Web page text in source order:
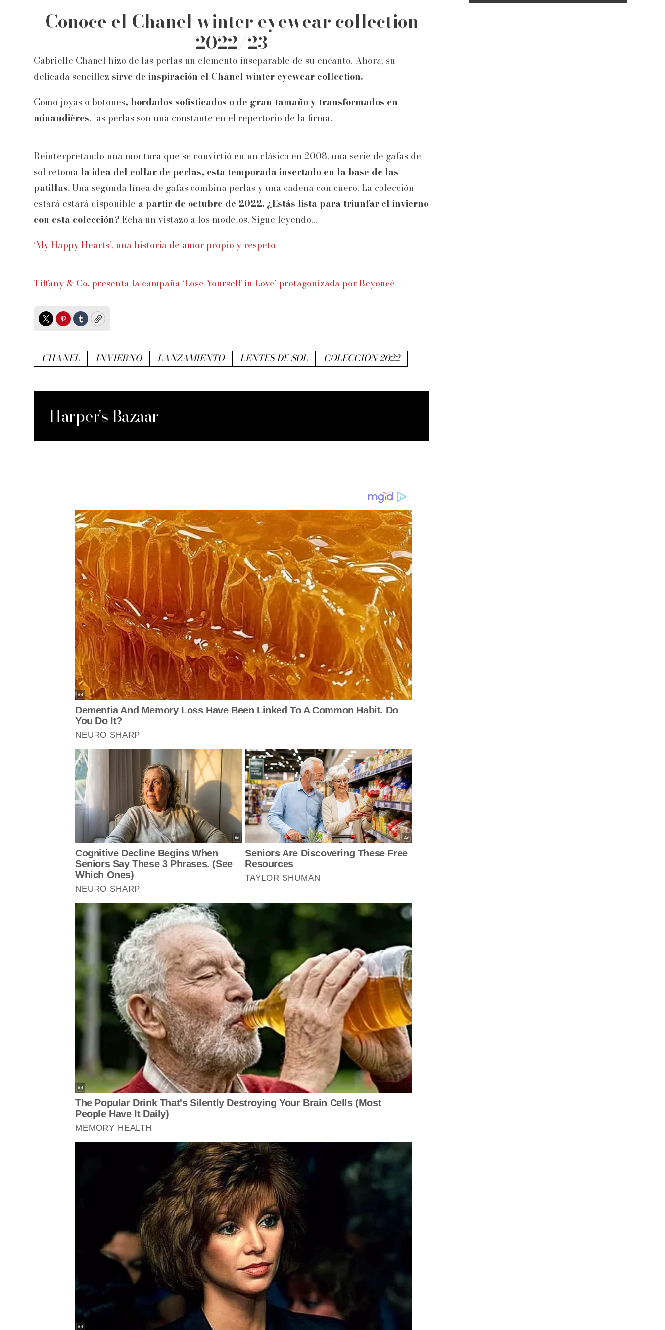
Conoce el Chanel winter eyewear collection
2022/23
Gabrielle Chanel hizo de las perlas un elemento inseparable de su encanto. Ahora, su
delicada sencillez sirve de inspiración el Chanel winter eyewear collection.
Como joyas o botones, bordados sofisticados o de gran tamaño y transformados en
minaudières, las perlas son una constante en el repertorio de la firma.
Reinterpretando una montura que se convirtió en un clásico en 2008, una serie de gafas de
sol retoma la idea del collar de perlas, esta temporada insertado en la base de las
patillas.Una segunda línea de gafas combina perlas y una cadena con cuero. La colección
estará estará disponible a partir de octubre de 2022. ¿Estás lista para triunfar el invierno
con esta colección? Echa un vistazo a los modelos. Sigue leyendo...
‘My Happy Hearts’, una historia de amor propio y respeto
Tiffany & Co. presenta la campaña ‘Lose Yourself in Love’ protagonizada por Beyoncé
TwitterPinterest
TumblrCopy
CHANEL INVIERNO LANZAMIENTO LENTES DE SOL COLECCIÓN 2022
Harper’s Bazaar